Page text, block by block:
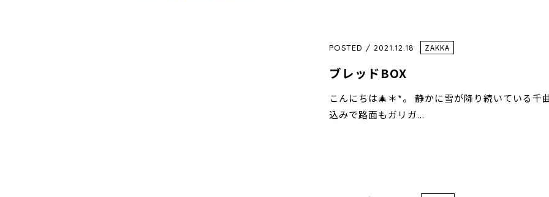
POSTED / 2021.12.18 ZAKKA
ブレッドBOX
こんにちは🎄＊*。 静かに雪が降り続いている千
込みで路面もガリガ...